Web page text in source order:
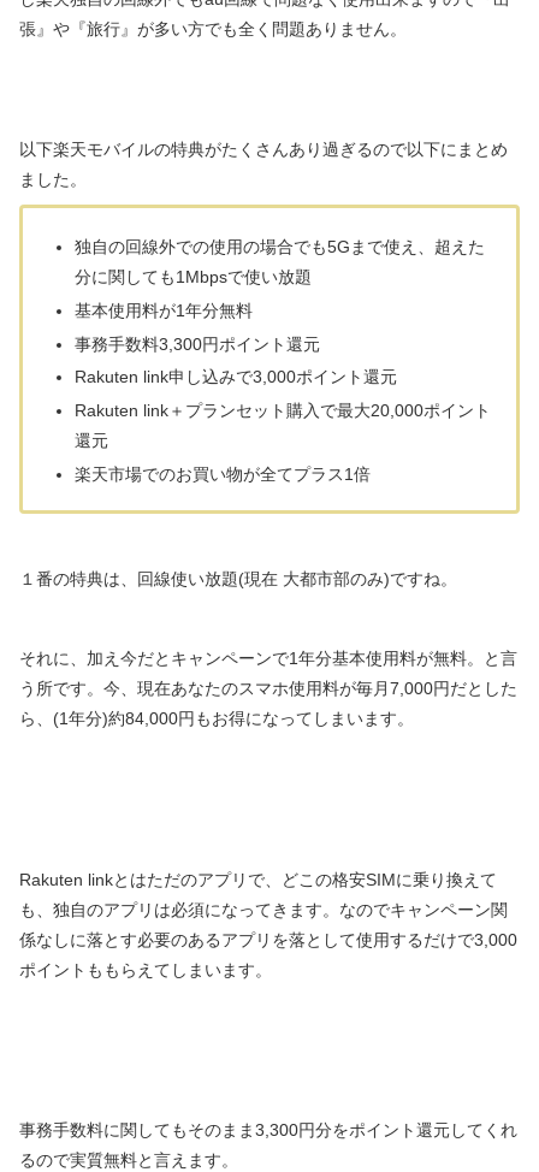
張』や『旅行』が多い方でも全く問題ありません。
以下楽天モバイルの特典がたくさんあり過ぎるので以下にまとめ
ました。
独自の回線外での使用の場合でも5Gまで使え、超えた
分に関しても1Mbpsで使い放題
基本使用料が1年分無料
事務手数料3,300円ポイント還元
Rakuten link申し込みで3,000ポイント還元
Rakuten link＋プランセット購入で最大20,000ポイント
還元
楽天市場でのお買い物が全てプラス1倍
１番の特典は、回線使い放題(現在 大都市部のみ)ですね。
それに、加え今だとキャンペーンで1年分基本使用料が無料。と言
う所です。今、現在あなたのスマホ使用料が毎月7,000円だとした
ら、(1年分)約84,000円もお得になってしまいます。
Rakuten linkとはただのアプリで、どこの格安SIMに乗り換えて
も、独自のアプリは必須になってきます。なのでキャンペーン関
係なしに落とす必要のあるアプリを落として使用するだけで3,000
ポイントももらえてしまいます。
事務手数料に関してもそのまま3,300円分をポイント還元してくれ
るので実質無料と言えます。